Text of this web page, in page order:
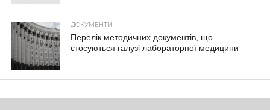
ДОКУМЕНТИ
Перелік методичних документів, що
стосуються галузі лабораторної медицини